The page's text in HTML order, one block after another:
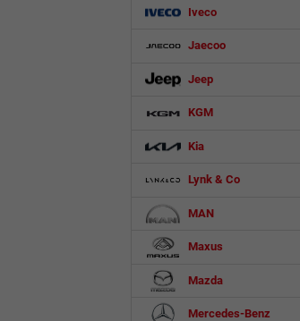
Iveco
Jaecoo
Jeep
KGM
Kia
Lynk & Co
MAN
Maxus
Mazda
Mercedes-Benz